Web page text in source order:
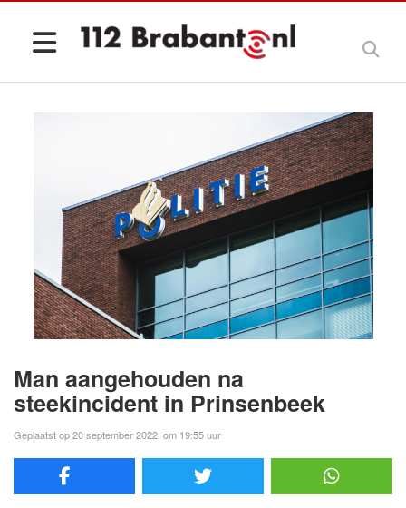
Man aangehouden na
steekincident in Prinsenbeek
Geplaatst op 20 september 2022, om 19:55 uur